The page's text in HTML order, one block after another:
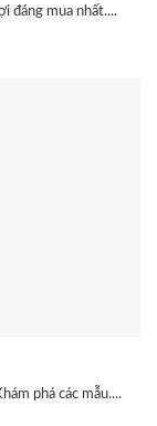
đáng mua nhất....
phá các mẫu....